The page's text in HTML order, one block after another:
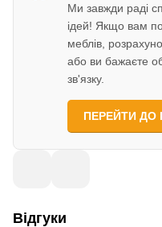
Ми завжди раді
ідей! Якщо вам
меблів,
або ви бажаєте
зв'язку.
ПЕРЕЙТИ ДО
Відгуки